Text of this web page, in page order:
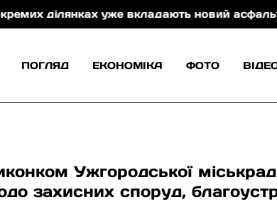
уже вкладають новий асфальт (фото)
ПОГЛЯД ЕКОНОМІКА ФОТО
Ужгородської
захисних споруд,